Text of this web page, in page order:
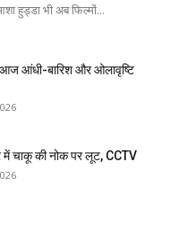
हुड्डा भी अब फिल्मों...
आज आंधी-बारिश और ओलावृष्टि
में चाकू की नोक पर लूट, CCTV